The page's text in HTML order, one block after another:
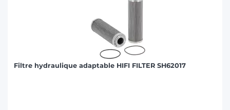
Filtre hydraulique adaptable HIFI FILTER SH62017